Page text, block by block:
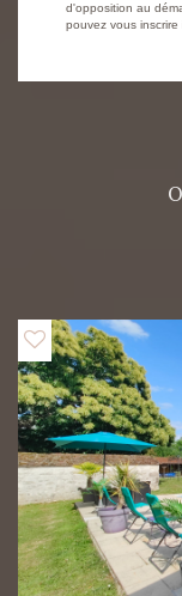
d'opposition au
pouvez vous inscrire